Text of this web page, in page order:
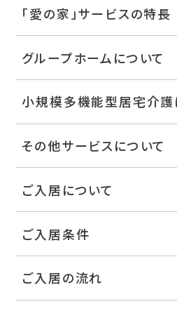
「愛の家」サービスの特長
グループホームについて
小規模多機能型居宅介護
その他サービスについて
ご入居について
ご入居条件
ご入居の流れ